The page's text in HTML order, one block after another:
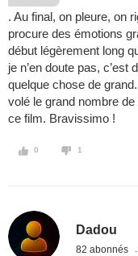
. Au final, on pleure, on
procure des émotions
début légèrement long
je n’en doute pas,
quelque chose de
volé le grand nombre
ce film. Bravissimo !
0 1
Dadou
82 abonnés